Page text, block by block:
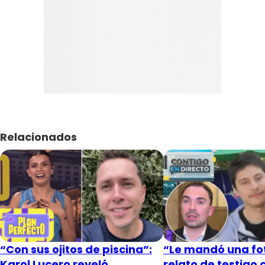
Relacionados
“Con sus ojitos de piscina”:
“Le mandó una